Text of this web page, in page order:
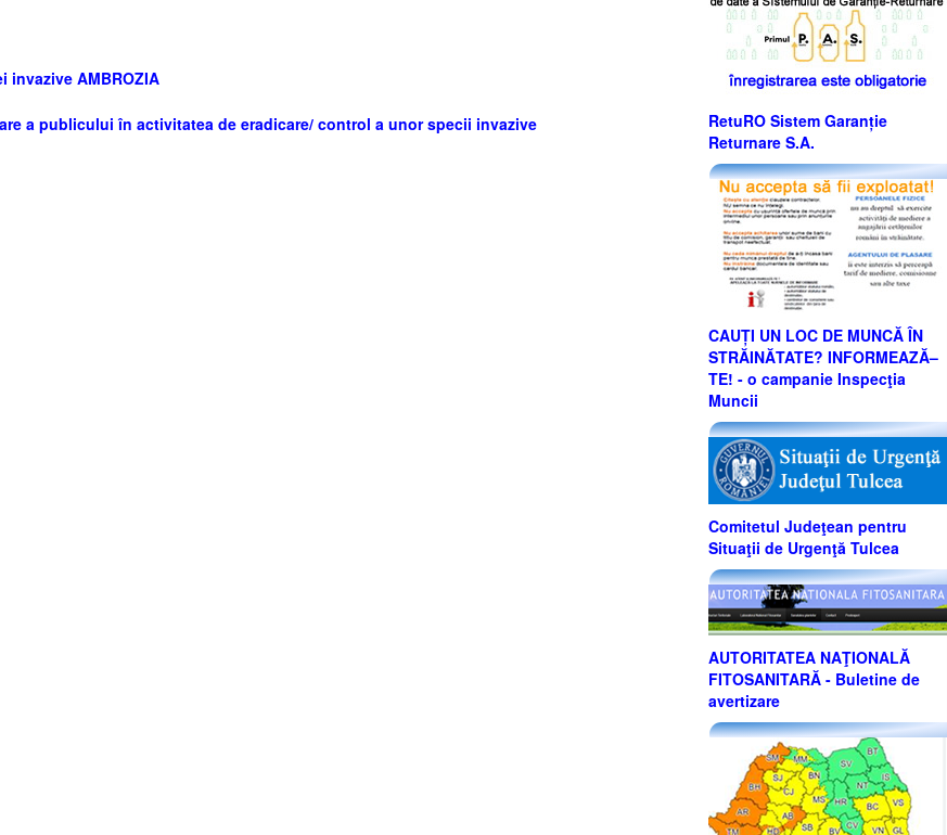
invazive AMBROZIA
a publicului în activitatea de eradicare/ control a unor specii invazive
RetuRO Sistem Garanție
Returnare S.A.
CAUȚI UN LOC DE MUNCĂ ÎN
STRĂINĂTATE? INFORMEAZĂ–
TE! - o campanie Inspecţia
Muncii
Comitetul Judeţean pentru
Situaţii de Urgenţă Tulcea
AUTORITATEA NAŢIONALĂ
FITOSANITARĂ - Buletine de
avertizare